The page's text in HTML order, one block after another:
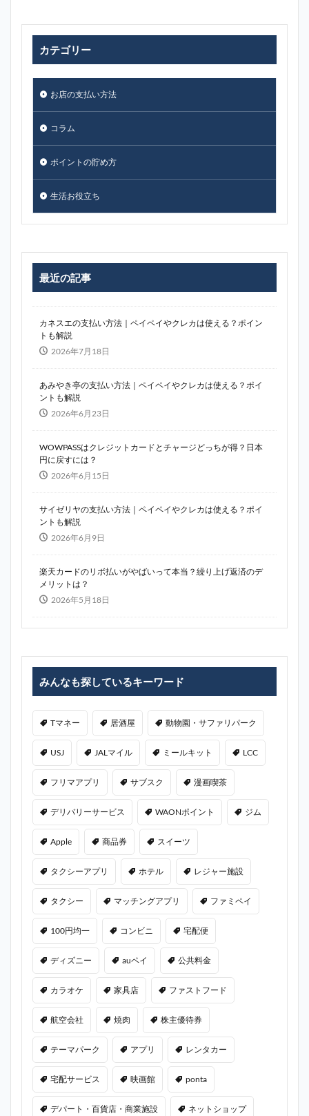
カテゴリー
お店の支払い方法
コラム
ポイントの貯め方
生活お役立ち
最近の記事
カネスエの支払い方法｜ペイペイやクレカは使える？ポイン
トも解説
2026年7月18日
あみやき亭の支払い方法｜ペイペイやクレカは使える？ポイ
ントも解説
2026年6月23日
WOWPASSはクレジットカードとチャージどっちが得？日本
円に戻すには？
2026年6月15日
サイゼリヤの支払い方法｜ペイペイやクレカは使える？ポイ
ントも解説
2026年6月9日
楽天カードのリボ払いがやばいって本当？繰り上げ返済のデ
メリットは？
2026年5月18日
みんなも探しているキーワード
Tマネー 居酒屋 動物園・サファリパーク
USJ JALマイル ミールキット LCC
フリマアプリ サブスク 漫画喫茶
デリバリーサービス WAONポイント ジム
Apple 商品券 スイーツ
タクシーアプリ ホテル レジャー施設
タクシー マッチングアプリ ファミペイ
100円均一 コンビニ 宅配便
ディズニー auペイ 公共料金
カラオケ 家具店 ファストフード
航空会社 焼肉 株主優待券
テーマパーク アプリ レンタカー
宅配サービス 映画館 ponta
デパート・百貨店・商業施設 ネットショップ